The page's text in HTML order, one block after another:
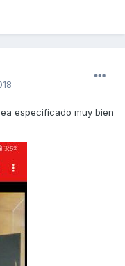
especificado muy bien